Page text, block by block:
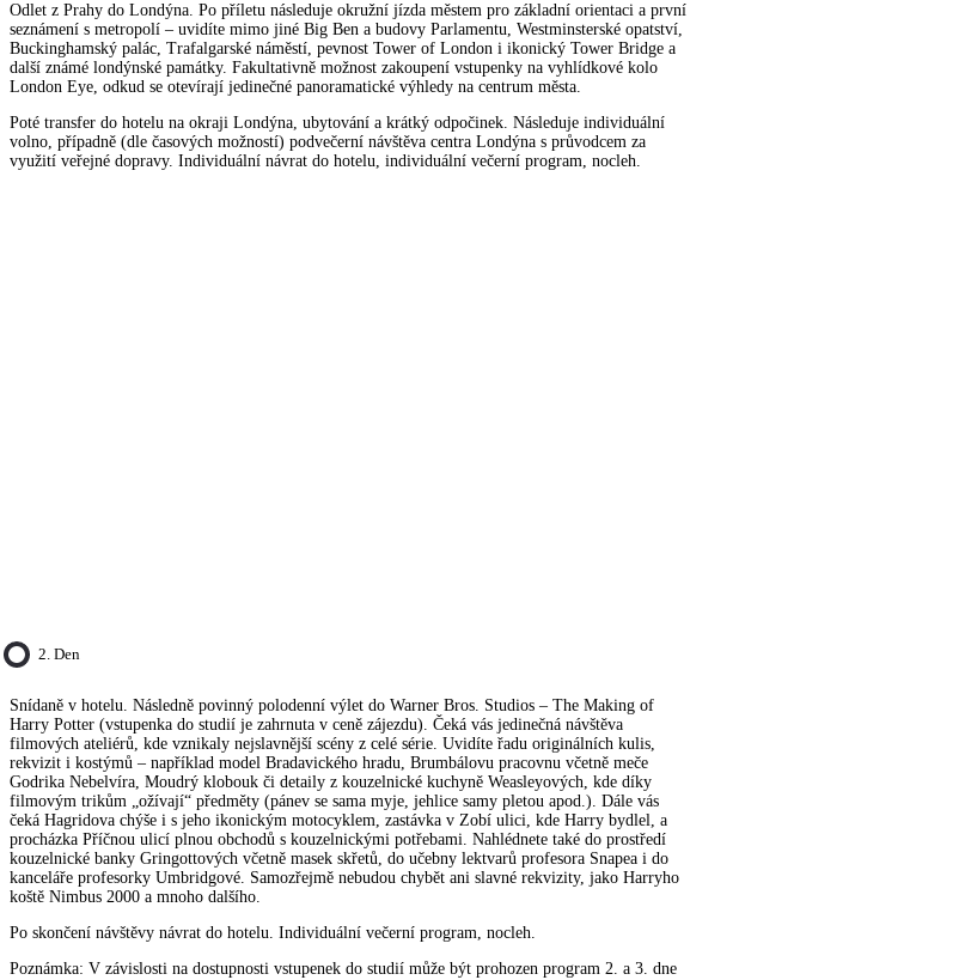
Odlet z Prahy do Londýna. Po příletu následuje okružní jízda městem pro základní orientaci a první
seznámení s metropolí – uvidíte mimo jiné Big Ben a budovy Parlamentu, Westminsterské opatství,
Buckinghamský palác, Trafalgarské náměstí, pevnost Tower of London i ikonický Tower Bridge a
další známé londýnské památky. Fakultativně možnost zakoupení vstupenky na vyhlídkové kolo
London Eye, odkud se otevírají jedinečné panoramatické výhledy na centrum města.
Poté transfer do hotelu na okraji Londýna, ubytování a krátký odpočinek. Následuje individuální
volno, případně (dle časových možností) podvečerní návštěva centra Londýna s průvodcem za
využití veřejné dopravy. Individuální návrat do hotelu, individuální večerní program, nocleh.
2. Den
Snídaně v hotelu. Následně povinný polodenní výlet do Warner Bros. Studios – The Making of
Harry Potter (vstupenka do studií je zahrnuta v ceně zájezdu). Čeká vás jedinečná návštěva
filmových ateliérů, kde vznikaly nejslavnější scény z celé série. Uvidíte řadu originálních kulis,
rekvizit i kostýmů – například model Bradavického hradu, Brumbálovu pracovnu včetně meče
Godrika Nebelvíra, Moudrý klobouk či detaily z kouzelnické kuchyně Weasleyových, kde díky
filmovým trikům „ožívají“ předměty (pánev se sama myje, jehlice samy pletou apod.). Dále vás
čeká Hagridova chýše i s jeho ikonickým motocyklem, zastávka v Zobí ulici, kde Harry bydlel, a
procházka Příčnou ulicí plnou obchodů s kouzelnickými potřebami. Nahlédnete také do prostředí
kouzelnické banky Gringottových včetně masek skřetů, do učebny lektvarů profesora Snapea i do
kanceláře profesorky Umbridgové. Samozřejmě nebudou chybět ani slavné rekvizity, jako Harryho
koště Nimbus 2000 a mnoho dalšího.
Po skončení návštěvy návrat do hotelu. Individuální večerní program, nocleh.
Poznámka: V závislosti na dostupnosti vstupenek do studií může být prohozen program 2. a 3. dne